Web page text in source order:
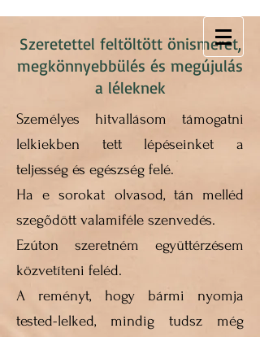
Szeretettel feltöltött önismeret,
megkönnyebbülés és megújulás
a léleknek
Személyes hitvallásom támogatni
lelkiekben tett lépéseinket a
teljesség és egészség felé.
Ha e sorokat olvasod, tán melléd
szegődött valamiféle szenvedés.
Ezúton szeretném együttérzésem
közvetíteni feléd.
A reményt, hogy bármi nyomja
tested-lelked, mindig tudsz még